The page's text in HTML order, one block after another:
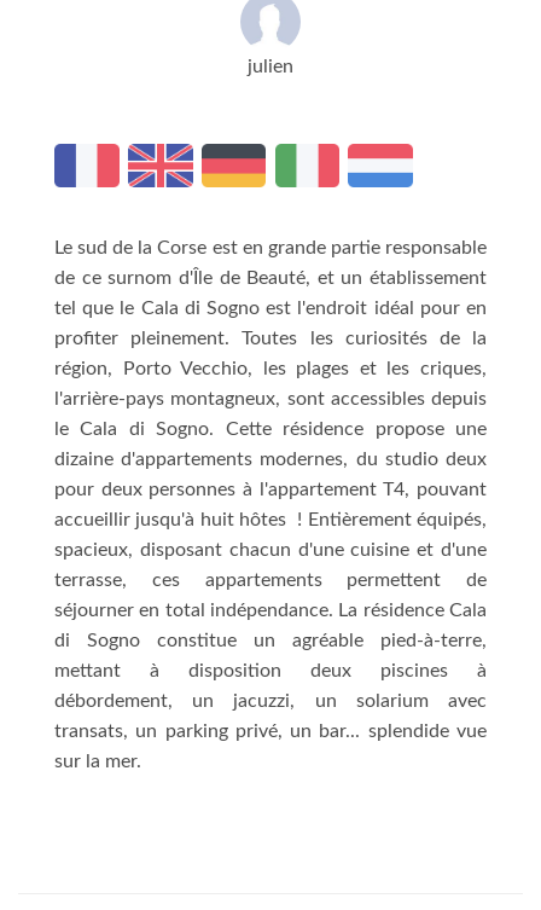
julien
Le sud de la Corse est en grande partie responsable
de ce surnom d'Île de Beauté, et un établissement
tel que le Cala di Sogno est l'endroit idéal pour en
profiter pleinement. Toutes les curiosités de la
région, Porto Vecchio, les plages et les criques,
l'arrière-pays montagneux, sont accessibles depuis
le Cala di Sogno. Cette résidence propose une
dizaine d'appartements modernes, du studio deux
pour deux personnes à l'appartement T4, pouvant
accueillir jusqu'à huit hôtes ! Entièrement équipés,
spacieux, disposant chacun d'une cuisine et d'une
terrasse, ces appartements permettent de
séjourner en total indépendance. La résidence Cala
di Sogno constitue un agréable pied-à-terre,
mettant à disposition deux piscines à
débordement, un jacuzzi, un solarium avec
transats, un parking privé, un bar... splendide vue
sur la mer.